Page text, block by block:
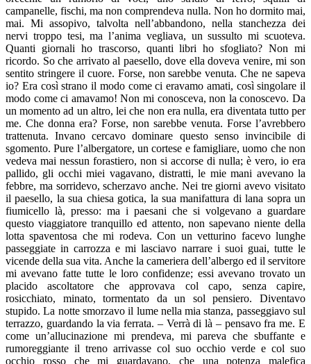
campanelle, fischi, ma non comprendeva nulla. Non ho dormito mai,
mai. Mi assopivo, talvolta nell’abbandono, nella stanchezza dei
nervi troppo tesi, ma l’anima vegliava, un sussulto mi scuoteva.
Quanti giornali ho trascorso, quanti libri ho sfogliato? Non mi
ricordo. So che arrivato al paesello, dove ella doveva venire, mi son
sentito stringere il cuore. Forse, non sarebbe venuta. Che ne sapeva
io? Era così strano il modo come ci eravamo amati, così singolare il
modo come ci amavamo! Non mi conosceva, non la conoscevo. Da
un momento ad un altro, lei che non era nulla, era diventata tutto per
me. Che donna era? Forse, non sarebbe venuta. Forse l’avrebbero
trattenuta. Invano cercavo dominare questo senso invincibile di
sgomento. Pure l’albergatore, un cortese e famigliare, uomo che non
vedeva mai nessun forastiero, non si accorse di nulla; è vero, io era
pallido, gli occhi miei vagavano, distratti, le mie mani avevano la
febbre, ma sorridevo, scherzavo anche. Nei tre giorni avevo visitato
il paesello, la sua chiesa gotica, la sua manifattura di lana sopra un
fiumicello là, presso: ma i paesani che si volgevano a guardare
questo viaggiatore tranquillo ed attento, non sapevano niente della
lotta spaventosa che mi rodeva. Con un vetturino facevo lunghe
passeggiate in carrozza e mi lasciavo narrare i suoi guai, tutte le
vicende della sua vita. Anche la cameriera dell’albergo ed il servitore
mi avevano fatte tutte le loro confidenze; essi avevano trovato un
placido ascoltatore che approvava col capo, senza capire,
rosicchiato, minato, tormentato da un sol pensiero. Diventavo
stupido. La notte smorzavo il lume nella mia stanza, passeggiavo sul
terrazzo, guardando la via ferrata. – Verrà di là – pensavo fra me. E
come un’allucinazione mi prendeva, mi pareva che sbuffante e
rumoreggiante il treno arrivasse col suo occhio verde e col suo
occhio rosso che mi guardavano, che una potenza malefica